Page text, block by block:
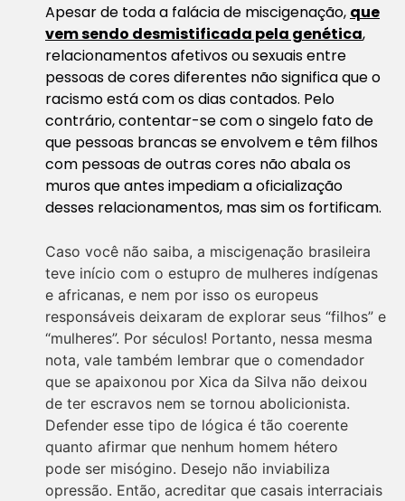
Apesar de toda a falácia de miscigenação, que
vem sendo desmistificada pela genética,
relacionamentos afetivos ou sexuais entre
pessoas de cores diferentes não significa que o
racismo está com os dias contados. Pelo
contrário, contentar-se com o singelo fato de
que pessoas brancas se envolvem e têm filhos
com pessoas de outras cores não abala os
muros que antes impediam a oficialização
desses relacionamentos, mas sim os fortificam.
Caso você não saiba, a miscigenação brasileira
teve início com o estupro de mulheres indígenas
e africanas, e nem por isso os europeus
responsáveis deixaram de explorar seus “filhos” e
“mulheres”. Por séculos! Portanto, nessa mesma
nota, vale também lembrar que o comendador
que se apaixonou por Xica da Silva não deixou
de ter escravos nem se tornou abolicionista.
Defender esse tipo de lógica é tão coerente
quanto afirmar que nenhum homem hétero
pode ser misógino. Desejo não inviabiliza
opressão. Então, acreditar que casais interraciais